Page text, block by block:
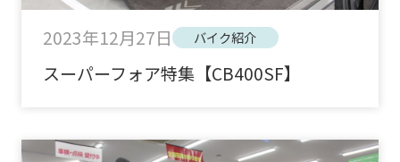
2023年12月27日 バイク紹介
スーパーフォア特集【CB400SF】